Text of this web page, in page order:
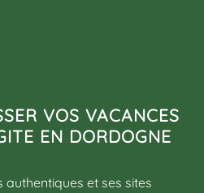
VOS VACANCES
EN DORDOGNE
et ses sites